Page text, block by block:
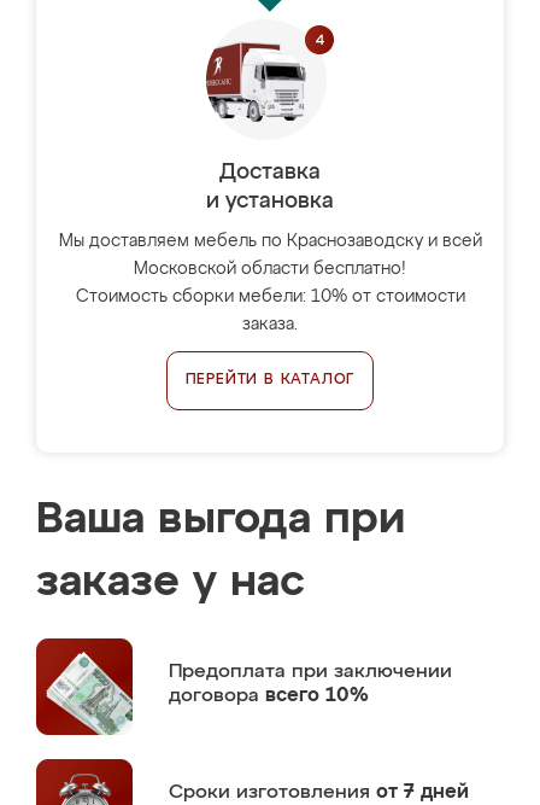
Доставка
и установка
Мы доставляем мебель по Краснозаводску и всей
Московской области бесплатно!
Стоимость сборки мебели: 10% от стоимости
заказа.
ПЕРЕЙТИ В КАТАЛОГ
Ваша выгода при
заказе у нас
Предоплата при заключении
договора всего 10%
Сроки изготовления от 7 дней